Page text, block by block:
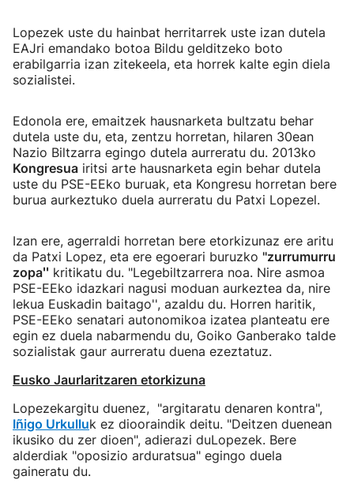
Lopezek uste du hainbat herritarrek uste izan dutela
EAJri emandako botoa Bildu gelditzeko boto
erabilgarria izan zitekeela, eta horrek kalte egin diela
sozialistei.
Edonola ere, emaitzek hausnarketa bultzatu behar
dutela uste du, eta, zentzu horretan, hilaren 30ean
Nazio Biltzarra egingo dutela aurreratu du. 2013ko
Kongresua iritsi arte hausnarketa egin behar dutela
uste du PSE-EEko buruak, eta Kongresu horretan bere
burua aurkeztuko duela aurreratu du Patxi Lopezel.
Izan ere, agerraldi horretan bere etorkizunaz ere aritu
da Patxi Lopez, eta ere egoerari buruzko ''zurrumurru
zopa'' kritikatu du. "Legebiltzarrera noa. Nire asmoa
PSE-EEko idazkari nagusi moduan aurkeztea da, nire
lekua Euskadin baitago'', azaldu du. Horren haritik,
PSE-EEko senatari autonomikoa izatea planteatu ere
egin ez duela nabarmendu du, Goiko Ganberako talde
sozialistak gaur aurreratu duena ezeztatuz.
Eusko Jaurlaritzaren etorkizuna
Lopezekargitu duenez, "argitaratu denaren kontra",
Iñigo Urkulluk ez diooraindik deitu. "Deitzen duenean
ikusiko du zer dioen", adierazi duLopezek. Bere
alderdiak "oposizio arduratsua" egingo duela
gaineratu du.